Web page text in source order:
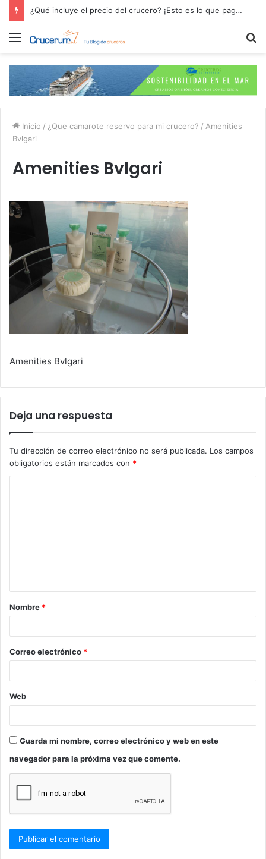
¿Qué incluye el precio del crucero? ¡Esto es lo que pagas por tu aventura en alta mar!
Menú
Inicio / ¿Que camarote reservo para mi crucero? / Amenities
Bvlgari
Amenities Bvlgari
Amenities Bvlgari
Deja una respuesta
Tu dirección de correo electrónico no será publicada. Los campos
obligatorios están marcados con *
a
r
*
Nombre *
Correo electrónico *
Web
Guarda mi nombre, correo electrónico y web en este
navegador para la próxima vez que comente.